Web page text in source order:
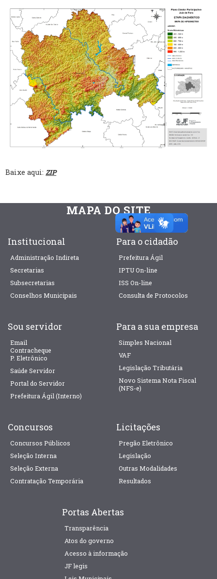
Baixe aqui:ZIP
MAPA DO SITE
Institucional
Administração Indireta
Secretarias
Subsecretarias
Conselhos Municipais
Para o cidadão
Prefeitura Ágil
IPTU On-line
ISS On-line
Consulta de Protocolos
Sou servidor
Email
Contracheque
P. Eletrônico
Saúde Servidor
Portal do Servidor
Prefeitura Ágil (Interno)
Para a sua empresa
Simples Nacional
VAF
Legislação Tributária
Novo Sistema Nota Fiscal
(NFS-e)
Concursos
Concursos Públicos
Seleção Interna
Seleção Externa
Contratação Temporária
Licitações
Pregão Eletrônico
Legislação
Outras Modalidades
Resultados
Portas Abertas
Transparência
Atos do governo
Acesso à informação
JF legis